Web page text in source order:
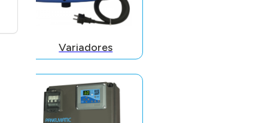
Variadores